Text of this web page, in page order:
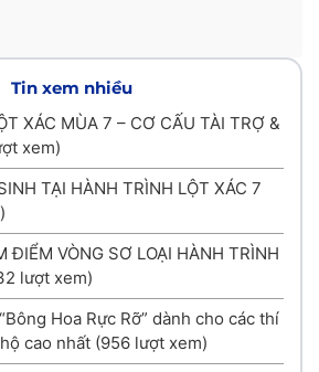
Tin xem nhiều
xem)
TẠI HÀNH TRÌNH LỘT XÁC 7
lượt xem)
Hoa Rực Rỡ” dành cho các thí
cao nhất (956 lượt xem)